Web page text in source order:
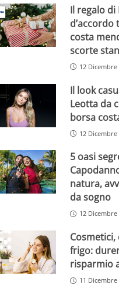
Il regalo
d’accordo
costa
scorte
12 Dicembre
Il look
Leotta da
borsa
12 Dicembre
5 oasi
natura,
da sogno
12 Dicembre
frigo:
risparmio
11 Dicembre